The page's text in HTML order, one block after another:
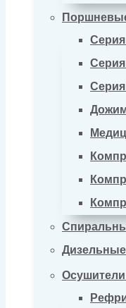
Серия
Серия
Осушители